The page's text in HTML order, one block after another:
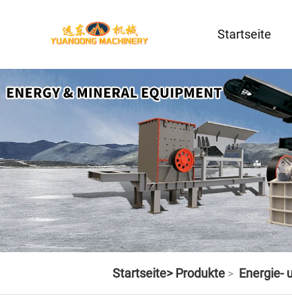
Startseite
Startseite> Produkte> Energie-